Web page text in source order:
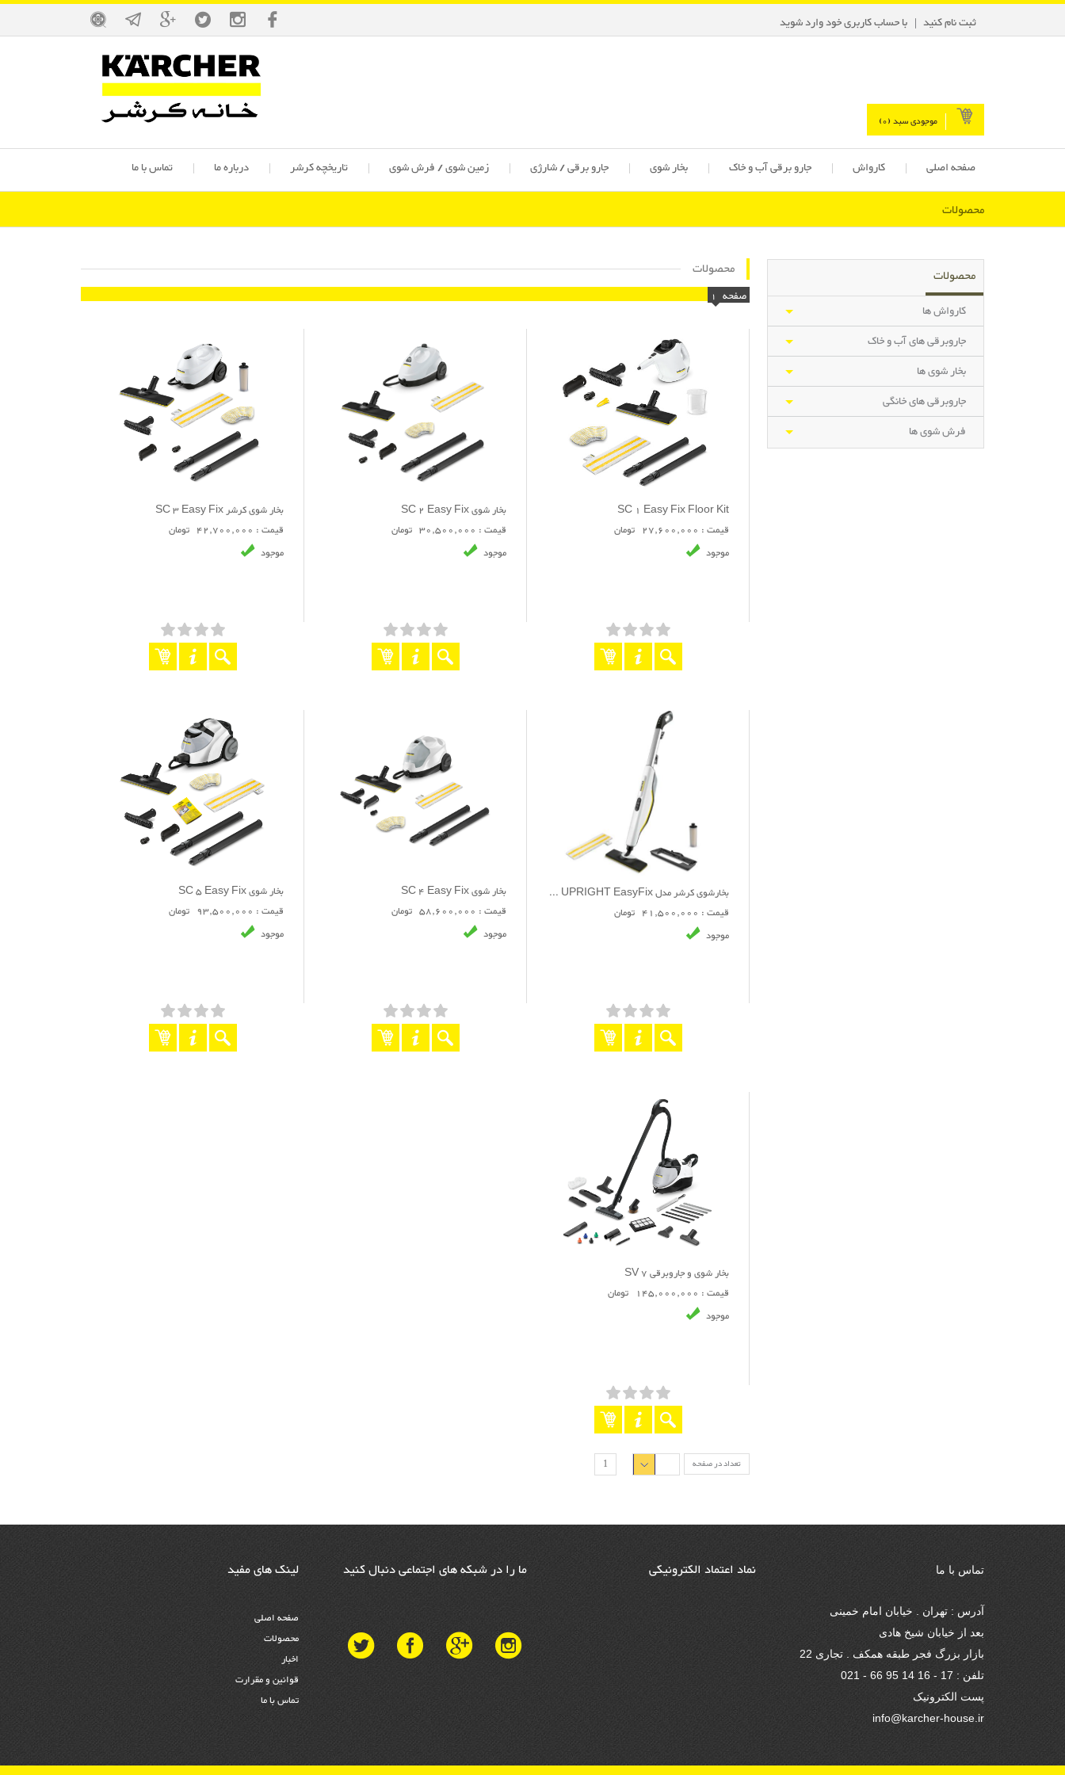
ثبت نام کنید با حساب کاربری خود وارد شوید
موجودی سبد (0
)
صفحه اصلی کارواش جارو برقی آب و خاک بخار شوی جارو برقی / شارژی زمین شوی / فرش شوی تاریخچه کرشر درباره ما تماس با ما
محصولات
محصولات
کارواش ها
جاروبرقی های آب و خاک
بخار شوی ها
جاروبرقی های خانگی
فرش شوی ها
محصولات
صفحه 1
SC 1 Easy Fix Floor Kit
قیمت : 27,600,000 تومان
موجود
بخار شوی SC 2 Easy Fix
قیمت : 30,500,000 تومان
موجود
بخار شوی کرشر SC 3 Easy Fix
قیمت : 42,700,000 تومان
موجود
بخارشوی کرشر مدل SC 3 UPRIGHT EasyFix
قیمت : 41,500,000 تومان
موجود
بخار شوی SC 4 Easy Fix
قیمت : 58,600,000 تومان
موجود
بخار شوی SC 5 Easy Fix
قیمت : 93,500,000 تومان
موجود
بخار شوی و جاروبرقی SV 7
قیمت : 145,000,000 تومان
موجود
تعداد در صفحه 1
تماس با ما
آدرس : تهران . خیابان امام خمینی
بعد از خیابان شیخ هادی
بازار بزرگ فجر طبقه همکف . تجاری 22
تلفن : 17 - 16 14 95 66 - 021
پست الکترونیک
info@karcher-house.ir
نماد اعتماد الکترونیکی ما را در شبکه های اجتماعی دنبال کنید لینک های مفید
صفحه اصلی
محصولات
اخبار
قوانین و مقرارت
تماس با ما